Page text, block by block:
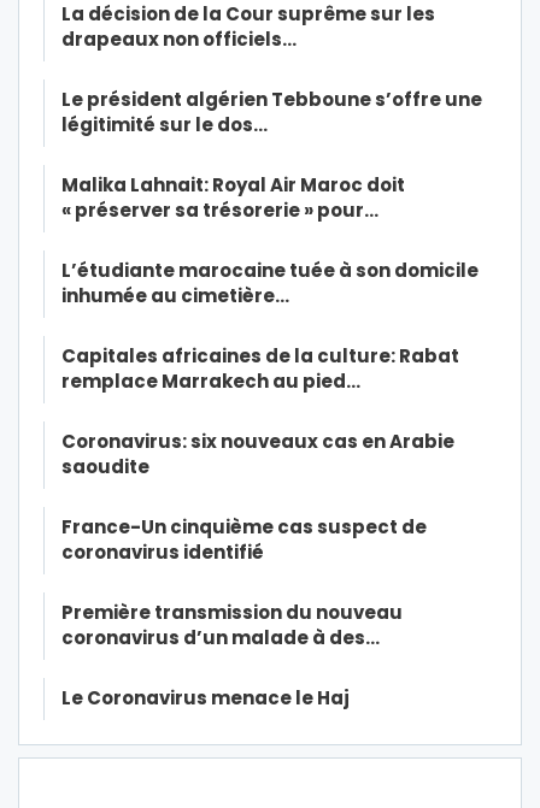
La décision de la Cour suprême sur les
drapeaux non officiels…
Le président algérien Tebboune s’offre une
légitimité sur le dos…
Malika Lahnait: Royal Air Maroc doit
« préserver sa trésorerie » pour…
L’étudiante marocaine tuée à son domicile
inhumée au cimetière…
Capitales africaines de la culture: Rabat
remplace Marrakech au pied…
Coronavirus: six nouveaux cas en Arabie
saoudite
France-Un cinquième cas suspect de
coronavirus identifié
Première transmission du nouveau
coronavirus d’un malade à des…
Le Coronavirus menace le Haj